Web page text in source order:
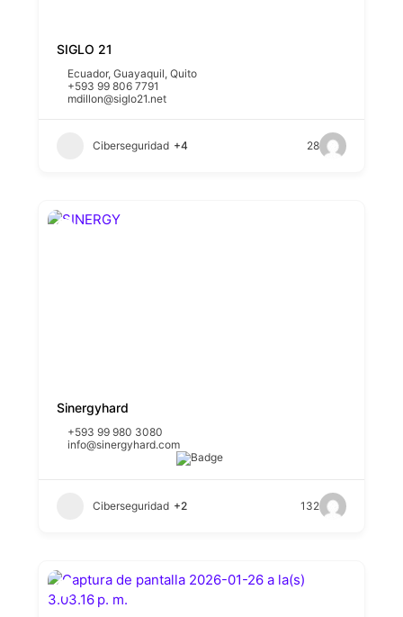
SIGLO 21
Ecuador,Guayaquil,Quito
+593 99 806 7791
mdillon@siglo21.net
Ciberseguridad +4 28
Sinergyhard
+593 99 980 3080
info@sinergyhard.com
Ciberseguridad +2 132